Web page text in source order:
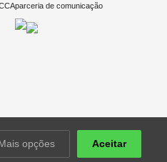
parceria de comunicação
opções Aceitar